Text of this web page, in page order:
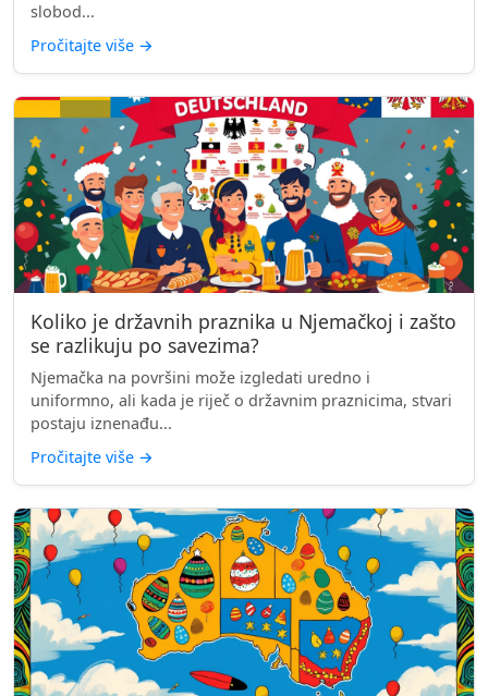
slobod...
Pročitajte više →
Koliko je državnih praznika u Njemačkoj i zašto
se razlikuju po savezima?
Njemačka na površini može izgledati uredno i
uniformno, ali kada je riječ o državnim praznicima, stvari
postaju iznenađu...
Pročitajte više →